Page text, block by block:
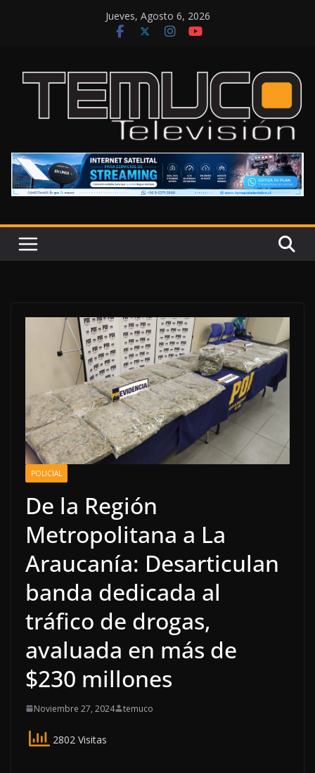
Jueves, Agosto 6, 2026
POLICIAL
De la Región
Metropolitana a La
Araucanía: Desarticulan
banda dedicada al
tráfico de drogas,
avaluada en más de
$230 millones
Noviembre 27, 2024 temuco
2802 Visitas